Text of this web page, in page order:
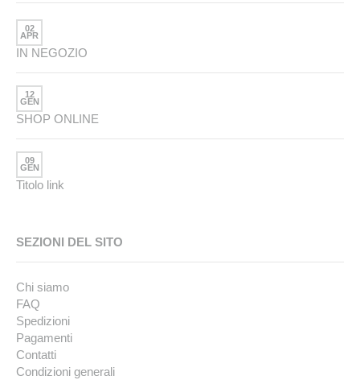
02
APR
IN NEGOZIO
12
GEN
SHOP ONLINE
09
GEN
Titolo link
SEZIONI DEL SITO
Chi siamo
FAQ
Spedizioni
Pagamenti
Contatti
Condizioni generali